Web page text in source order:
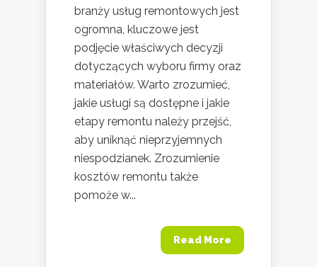
branży usług remontowych jest
ogromna, kluczowe jest
podjęcie właściwych decyzji
dotyczących wyboru firmy oraz
materiałów. Warto zrozumieć,
jakie usługi są dostępne i jakie
etapy remontu należy przejść,
aby uniknąć nieprzyjemnych
niespodzianek. Zrozumienie
kosztów remontu także
pomoże w...
Read More